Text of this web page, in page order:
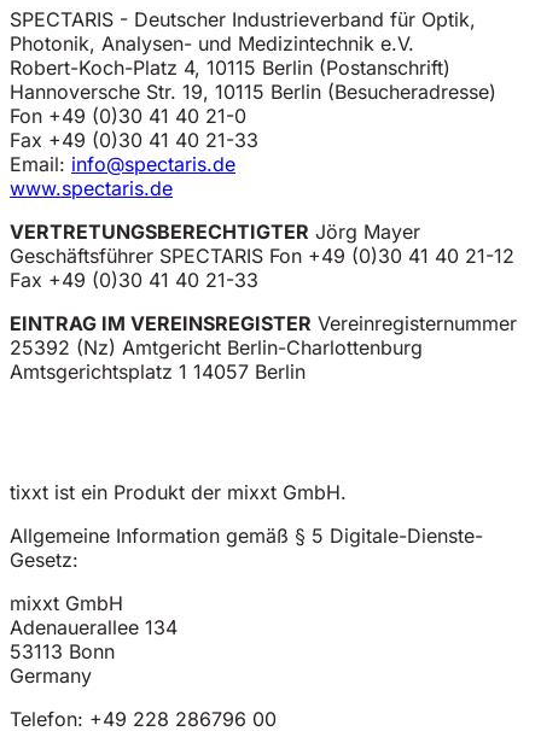
SPECTARIS - Deutscher Industrieverband für Optik,
Photonik, Analysen- und Medizintechnik e.V.
Robert-Koch-Platz 4, 10115 Berlin (Postanschrift)
Hannoversche Str. 19, 10115 Berlin (Besucheradresse)
Fon +49 (0)30 41 40 21-0
Fax +49 (0)30 41 40 21-33
Email: info@spectaris.de
www.spectaris.de
VERTRETUNGSBERECHTIGTER Jörg Mayer
Geschäftsführer SPECTARIS Fon +49 (0)30 41 40 21-12
Fax +49 (0)30 41 40 21-33
EINTRAG IM VEREINSREGISTER Vereinregisternummer
25392 (Nz) Amtgericht Berlin-Charlottenburg
Amtsgerichtsplatz 1 14057 Berlin
tixxt ist ein Produkt der mixxt GmbH.
Allgemeine Information gemäß § 5 Digitale-Dienste-
Gesetz:
mixxt GmbH
Adenauerallee 134
53113 Bonn
Germany
Telefon: +49 228 286796 00